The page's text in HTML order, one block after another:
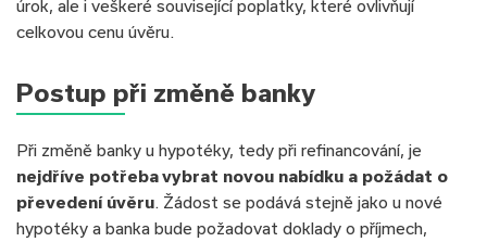
úrok, ale i veškeré související poplatky, které ovlivňují
celkovou cenu úvěru.
Postup při změně banky
Při změně banky u hypotéky, tedy při refinancování, je
nejdříve potřeba vybrat novou nabídku a požádat o
převedení úvěru. Žádost se podává stejně jako u nové
hypotéky a banka bude požadovat doklady o příjmech,